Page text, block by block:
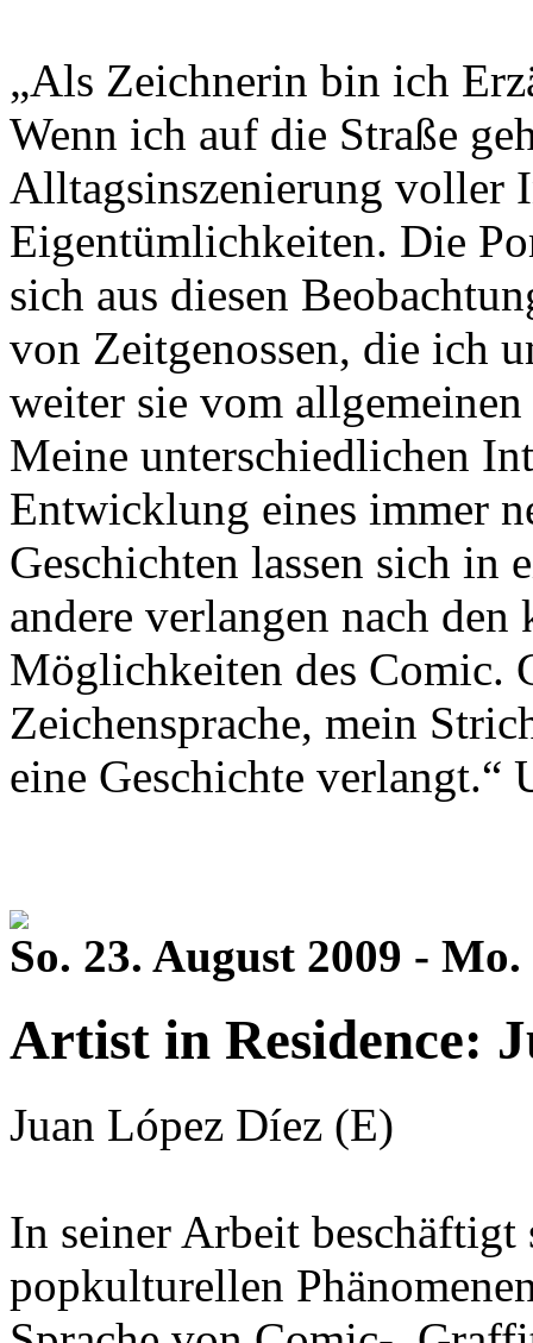
„Als Zeichnerin bin ich
Wenn ich auf die Straße
Alltagsinszenierung voller
Eigentümlichkeiten. Die
sich aus diesen
von Zeitgenossen, die ich
weiter sie vom
Meine unterschiedlichen
Entwicklung eines immer
Geschichten lassen sich in
andere verlangen nach
Möglichkeiten des Comic.
Zeichensprache, mein
eine Geschichte verlangt.“
So. 23. August 2009 -
Artist in Residence:
Juan López Díez (E)
In seiner Arbeit
popkulturellen